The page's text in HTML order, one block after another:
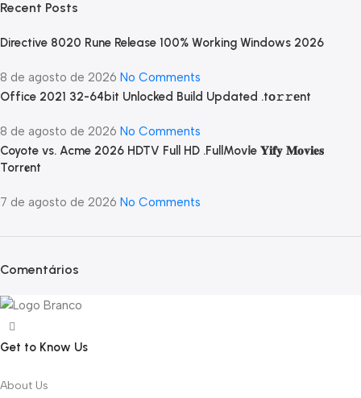
Recent Posts
Directive 8020 Rune Release 100% Working Windows 2026
8 de agosto de 2026 No Comments
Office 2021 32-64bit Unlocked Build Updated .tо𝚛𝚛еnt
8 de agosto de 2026 No Comments
Coyote vs. Acme 2026 HDTV Full HD .FullMov𝗂e 𝐘𝐢𝐟𝐲 𝐌𝐨𝐯𝐢𝐞𝐬
Torr𝐞nt
7 de agosto de 2026 No Comments
Comentários
Get to Know Us
About Us